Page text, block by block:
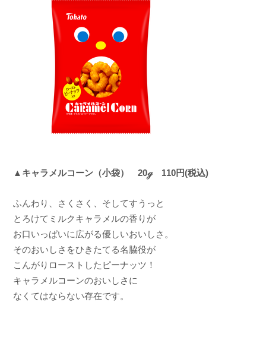
▲キャラメルコーン（小袋） 20ℊ 110円(税込)
ふんわり、さくさく、そしてすうっと
とろけてミルクキャラメルの香りが
お口いっぱいに広がる優しいおいしさ。
そのおいしさをひきたてる名脇役が
こんがりローストしたピーナッツ！
キャラメルコーンのおいしさに
なくてはならない存在です。